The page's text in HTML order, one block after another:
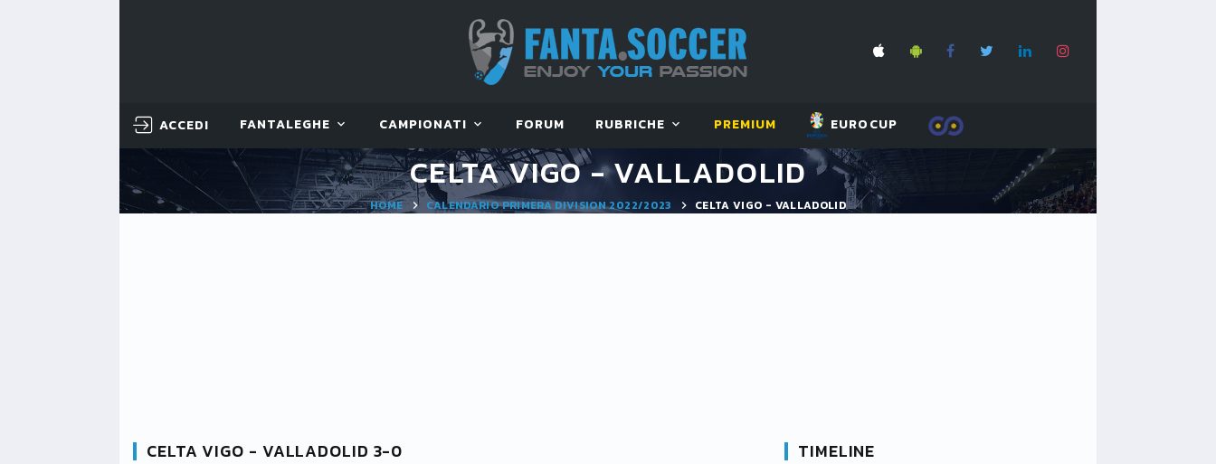
ACCEDI FANTALEGHE CAMPIONATI FORUM RUBRICHE PREMIUM EUROCUP
CELTA VIGO - VALLADOLID
HOME CALENDARIO PRIMERA DIVISION 2022/2023 CELTA VIGO - VALLADOLID
CELTA VIGO - VALLADOLID 3-0 TIMELINE